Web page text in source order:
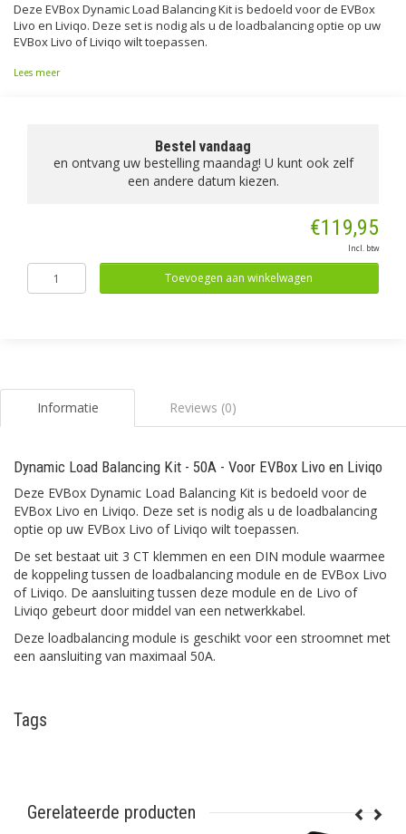
Deze EVBox Dynamic Load Balancing Kit is bedoeld voor de EVBox
Livo en Liviqo. Deze set is nodig als u de loadbalancing optie op uw
EVBox Livo of Liviqo wilt toepassen.
Lees meer
Bestel vandaag
en ontvang uw bestelling maandag! U kunt ook zelf
een andere datum kiezen.
€119,95
Incl. btw
Toevoegen aan winkelwagen
Informatie Reviews (0)
Dynamic Load Balancing Kit - 50A - Voor EVBox Livo en Liviqo
Deze EVBox Dynamic Load Balancing Kit is bedoeld voor de
EVBox Livo en Liviqo. Deze set is nodig als u de loadbalancing
optie op uw EVBox Livo of Liviqo wilt toepassen.
De set bestaat uit 3 CT klemmen en een DIN module waarmee
de koppeling tussen de loadbalancing module en de EVBox Livo
of Liviqo. De aansluiting tussen deze module en de Livo of
Liviqo gebeurt door middel van een netwerkkabel.
Deze loadbalancing module is geschikt voor een stroomnet met
een aansluiting van maximaal 50A.
Tags
Gerelateerde producten